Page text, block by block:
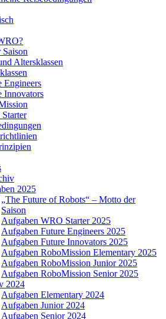
Altersklassen
Engineers
Innovators
2025
„The Future of Robots“ – Motto der
Saison
Aufgaben WRO Starter 2025
Aufgaben Future Engineers 2025
Aufgaben Future Innovators 2025
Aufgaben RoboMission Elementary 2025
Aufgaben RoboMission Junior 2025
Aufgaben RoboMission Senior 2025
2024
Aufgaben Elementary 2024
Aufgaben Junior 2024
Aufgaben Senior 2024